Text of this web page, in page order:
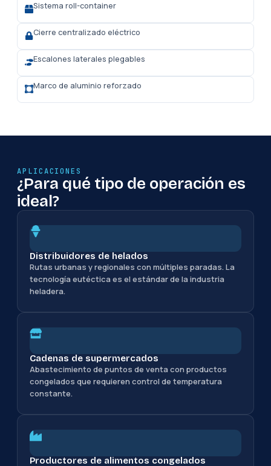
Sistema roll-container
Cierre centralizado eléctrico
Escalones laterales plegables
Marco de aluminio reforzado
APLICACIONES
¿Para qué tipo de operación es
ideal?
Distribuidores de helados
Rutas urbanas y regionales con múltiples paradas. La
tecnología eutéctica es el estándar de la industria
heladera.
Cadenas de supermercados
Abastecimiento de puntos de venta con productos
congelados que requieren control de temperatura
constante.
Productores de alimentos congelados